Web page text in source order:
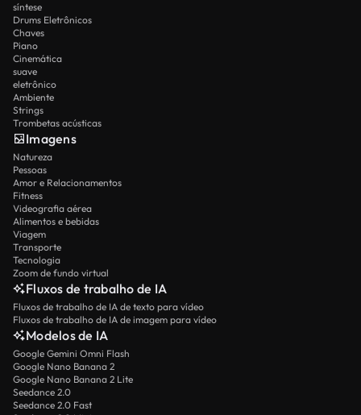
síntese
Drums Eletrônicos
Chaves
Piano
Cinemática
suave
eletrônico
Ambiente
Strings
Trombetas acústicas
Imagens
Natureza
Pessoas
Amor e Relacionamentos
Fitness
Videografia aérea
Alimentos e bebidas
Viagem
Transporte
Tecnologia
Zoom de fundo virtual
Fluxos de trabalho de IA
Fluxos de trabalho de IA de texto para vídeo
Fluxos de trabalho de IA de imagem para vídeo
Modelos de IA
Google Gemini Omni Flash
Google Nano Banana 2
Google Nano Banana 2 Lite
Seedance 2.0
Seedance 2.0 Fast